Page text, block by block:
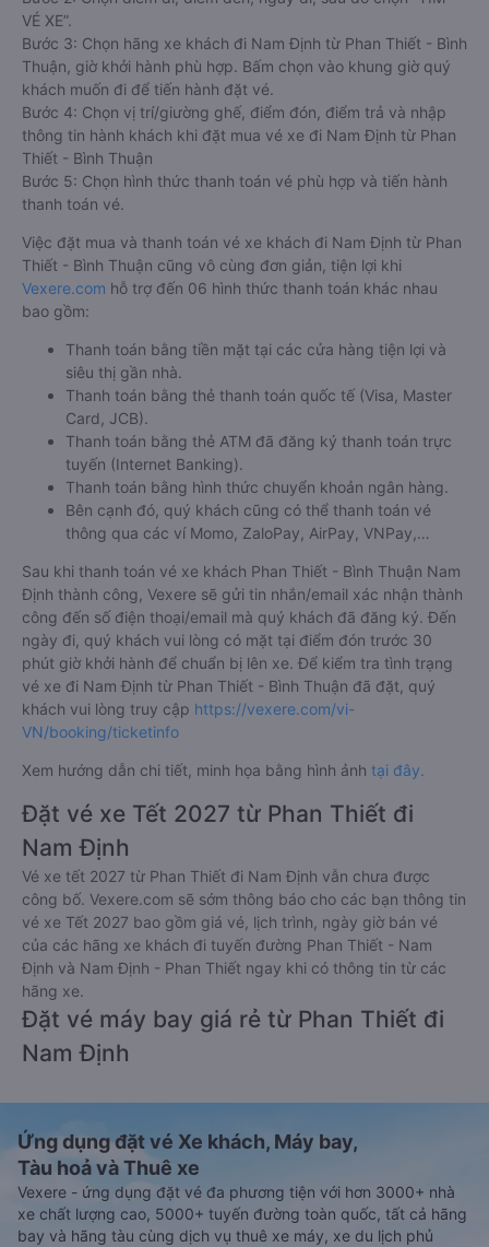
VÉ XE”.
Bước 3: Chọn hãng xe khách đi Nam Định từ Phan Thiết - Bình
Thuận, giờ khởi hành phù hợp. Bấm chọn vào khung giờ quý
khách muốn đi để tiến hành đặt vé.
Bước 4: Chọn vị trí/giường ghế, điểm đón, điểm trả và nhập
thông tin hành khách khi đặt mua vé xe đi Nam Định từ Phan
Thiết - Bình Thuận
Bước 5: Chọn hình thức thanh toán vé phù hợp và tiến hành
thanh toán vé.
Việc đặt mua và thanh toán vé xe khách đi Nam Định từ Phan
Thiết - Bình Thuận cũng vô cùng đơn giản, tiện lợi khi
Vexere.com hỗ trợ đến 06 hình thức thanh toán khác nhau
bao gồm:
Thanh toán bằng tiền mặt tại các cửa hàng tiện lợi và
siêu thị gần nhà.
Thanh toán bằng thẻ thanh toán quốc tế (Visa, Master
Card, JCB).
Thanh toán bằng thẻ ATM đã đăng ký thanh toán trực
tuyến (Internet Banking).
Thanh toán bằng hình thức chuyển khoản ngân hàng.
Bên cạnh đó, quý khách cũng có thể thanh toán vé
thông qua các ví Momo, ZaloPay, AirPay, VNPay,…
Sau khi thanh toán vé xe khách Phan Thiết - Bình Thuận Nam
Định thành công, Vexere sẽ gửi tin nhắn/email xác nhận thành
công đến số điện thoại/email mà quý khách đã đăng ký. Đến
ngày đi, quý khách vui lòng có mặt tại điểm đón trước 30
phút giờ khởi hành để chuẩn bị lên xe. Để kiểm tra tình trạng
vé xe đi Nam Định từ Phan Thiết - Bình Thuận đã đặt, quý
khách vui lòng truy cập https://vexere.com/vi-
VN/booking/ticketinfo
Xem hướng dẫn chi tiết, minh họa bằng hình ảnh tại đây.
Đặt vé xe Tết 2027 từ Phan Thiết đi
Nam Định
Vé xe tết 2027 từ Phan Thiết đi Nam Định vẫn chưa được
công bố. Vexere.com sẽ sớm thông báo cho các bạn thông tin
vé xe Tết 2027 bao gồm giá vé, lịch trình, ngày giờ bán vé
của các hãng xe khách đi tuyến đường Phan Thiết - Nam
Định và Nam Định - Phan Thiết ngay khi có thông tin từ các
hãng xe.
Đặt vé máy bay giá rẻ từ Phan Thiết đi
Nam Định
Ứng dụng đặt vé Xe khách, Máy bay,
Tàu hoả và Thuê xe
Vexere - ứng dụng đặt vé đa phương tiện với hơn 3000+ nhà
xe chất lượng cao, 5000+ tuyến đường toàn quốc, tất cả hãng
bay và hãng tàu cùng dịch vụ thuê xe máy, xe du lịch phủ